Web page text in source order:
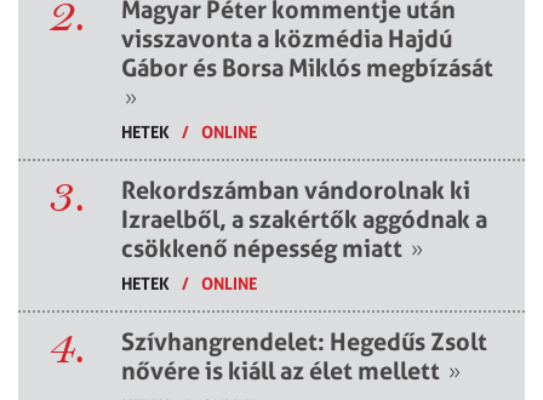
2.
Magyar Péter kommentje után
visszavonta a közmédia Hajdú
Gábor és Borsa Miklós megbízását
»
HETEK / ONLINE
3.
Rekordszámban vándorolnak ki
Izraelből, a szakértők aggódnak a
csökkenő népesség miatt »
HETEK / ONLINE
4.
Szívhangrendelet: Hegedűs Zsolt
nővére is kiáll az élet mellett »